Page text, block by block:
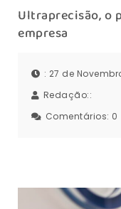
Ultraprecisão, o
empresa
: 27 de
Redação::
Comentários: 0